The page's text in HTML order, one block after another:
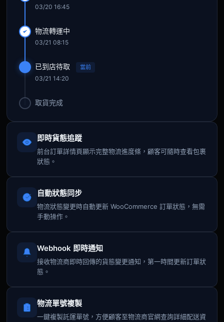
03/20 16:45
物流轉運中
03/21 08:15
已到店待取 當前
03/21 14:20
取貨完成
即時貨態追蹤
前台訂單詳情頁顯示完整物流進度條，顧客可隨時查看包裹
狀態。
自動狀態同步
物流狀態變更時自動更新 WooCommerce 訂單狀態，無需
手動操作。
Webhook 即時通知
接收物流商即時回傳的貨態變更通知，第一時間更新訂單狀
態。
物流單號複製
一鍵複製託運單號，方便顧客至物流商官網查詢詳細配送資